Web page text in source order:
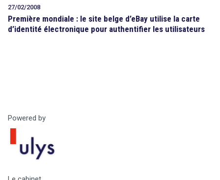
27/02/2008
Première mondiale : le site belge d’eBay utilise la carte
d’identité électronique pour authentifier les utilisateurs
Powered by